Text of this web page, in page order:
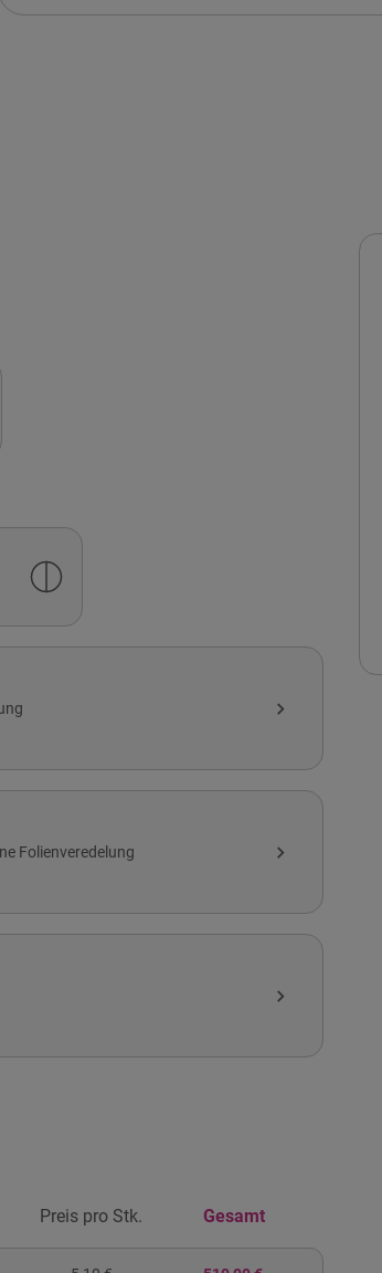
expand_more
Folienveredelung expand_more
expand_more
Preis pro Stk. Gesamt